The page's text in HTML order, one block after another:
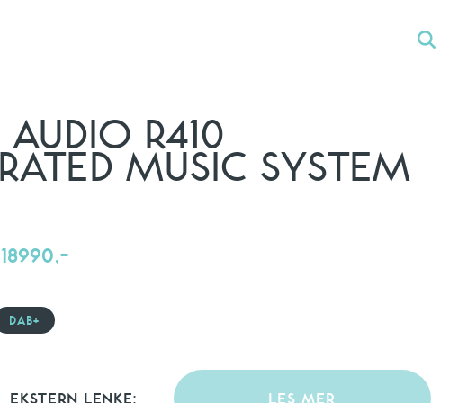
AUDIO R410
MUSIC SYSTEM
18990,-
DAB+
EKSTERN LENKE: LES MER